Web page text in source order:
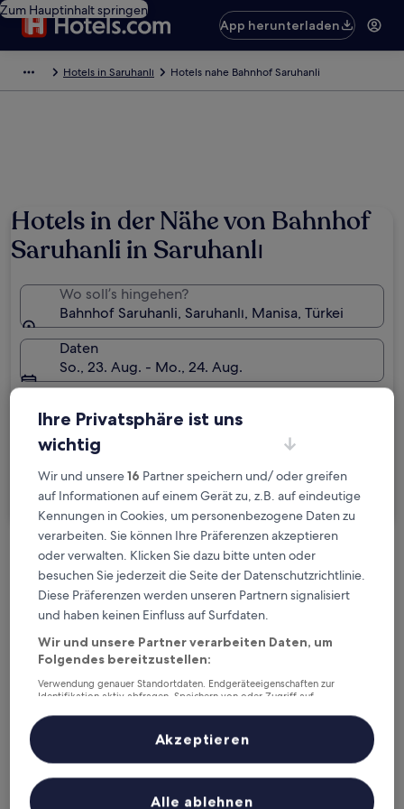
Zum Hauptinhalt springen
App herunterladen
Hotels in Saruhanlı Hotels nahe Bahnhof Saruhanli
Hotels in der Nähe von Bahnhof
Saruhanli in Saruhanlı
Wo soll’s hingehen?
Bahnhof Saruhanli, Saruhanlı, Manisa, Türkei
Daten
So., 23. Aug. - Mo., 24. Aug.
2 Reisende, 1 Zimmer
Ich reise geschäftlich
Suchen
Kostenlose Stornierung bei
Planänderungen
wahrgenommene Übernachtung
Mehr sparen mit Preisen für Mitglieder
Überprüfe die Preise für diese Daten
Ihre Privatsphäre ist uns
wichtig
Wir und unsere16 Partner speichern und/ oder greifen
auf Informationen auf einem Gerät zu, z.B. auf eindeutige
Kennungen in Cookies, um personenbezogene Daten zu
verarbeiten. Sie können Ihre Präferenzen akzeptieren
oder verwalten. Klicken Sie dazu bitte unten oder
besuchen Sie jederzeit die Seite der Datenschutzrichtlinie.
Diese Präferenzen werden unseren Partnern signalisiert
und haben keinen Einfluss auf Surfdaten.
Wir und unsere Partner verarbeiten Daten, um
Folgendes bereitzustellen:
Verwendung genauer Standortdaten. Endgeräteeigenschaften zur
Identifikation aktiv abfragen. Speichern von oder Zugriff auf
Inhalte, Messung von Werbeleistung und der Performance von Inhalten,
Zielgruppenforschung sowie Entwicklung und Verbesserung von
Liste der Partner (Lieferanten)
Alle ablehnen
Akzeptieren